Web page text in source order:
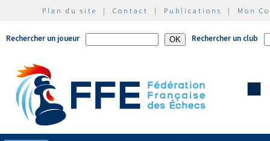
Plan du site | Contact | Publications | Mon
Rechercher un joueur Rechercher un club